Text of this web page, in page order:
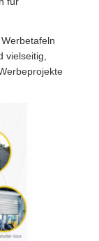
vielseitig,